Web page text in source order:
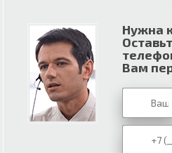
Нужна
Вам